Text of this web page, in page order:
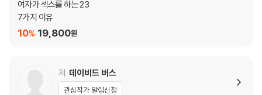
여자가 섹스를 하는 23
7가지 이유
19,800원
10%
저 데이비드 버스
관심작가 알림신청